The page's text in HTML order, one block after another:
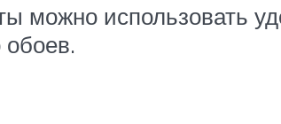
можно использовать